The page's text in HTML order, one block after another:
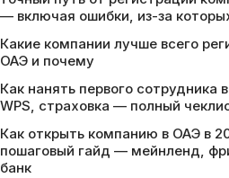
— включая ошибки, из-за
Какие компании лучше всего
ОАЭ и почему
Как нанять первого сотрудника
WPS, страховка — полный
Как открыть компанию в ОАЭ в
пошаговый гайд — мейнленд,
банк